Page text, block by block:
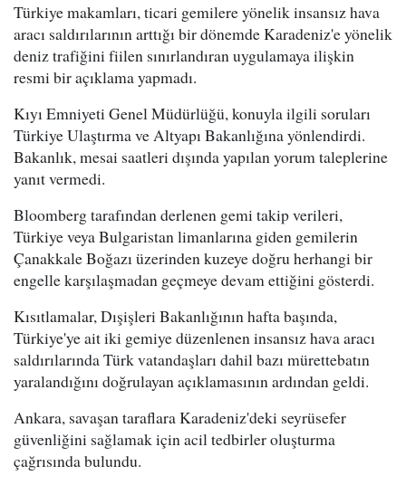
Türkiye makamları, ticari gemilere yönelik insansız hava
aracı saldırılarının arttığı bir dönemde Karadeniz'e yönelik
deniz trafiğini fiilen sınırlandıran uygulamaya ilişkin
resmi bir açıklama yapmadı.
Kıyı Emniyeti Genel Müdürlüğü, konuyla ilgili soruları
Türkiye Ulaştırma ve Altyapı Bakanlığına yönlendirdi.
Bakanlık, mesai saatleri dışında yapılan yorum taleplerine
yanıt vermedi.
Bloomberg tarafından derlenen gemi takip verileri,
Türkiye veya Bulgaristan limanlarına giden gemilerin
Çanakkale Boğazı üzerinden kuzeye doğru herhangi bir
engelle karşılaşmadan geçmeye devam ettiğini gösterdi.
Kısıtlamalar, Dışişleri Bakanlığının hafta başında,
Türkiye'ye ait iki gemiye düzenlenen insansız hava aracı
saldırılarında Türk vatandaşları dahil bazı mürettebatın
yaralandığını doğrulayan açıklamasının ardından geldi.
Ankara, savaşan taraflara Karadeniz'deki seyrüsefer
güvenliğini sağlamak için acil tedbirler oluşturma
çağrısında bulundu.